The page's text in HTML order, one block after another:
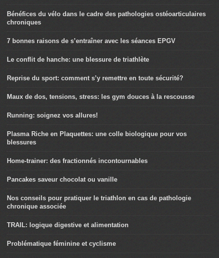
Bénéfices du vélo dans le cadre des pathologies ostéoarticulaires
chroniques
7 bonnes raisons de s’entraîner avec les séances EPGV
Le conflit de hanche: une blessure de triathlète
Reprise du sport: comment s’y remettre en toute sécurité?
Maux de dos, tensions, stress: les gym douces à la rescousse
Running: soignez vos allures!
Plasma Riche en Plaquettes: une colle biologique pour vos
blessures
Home-trainer: des fractionnés incontournables
Pancakes saveur chocolat ou vanille
Nos conseils pour pratiquer le triathlon en cas de pathologie
chronique associée
TRAIL: logique digestive et alimentation
Problématique féminine et cyclisme